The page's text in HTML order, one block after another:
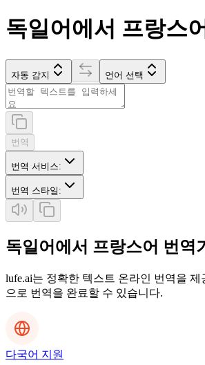
독일어에서 프랑스
자동 감지 언어 선택
번역
번역 서비스:
번역 스타일 :
독일어에서 프랑스어 번역기
lufe.ai는 정확한 텍스트 온라인 번역을 제
으로 번역을 완료할 수 있습니다.
다국어 지원